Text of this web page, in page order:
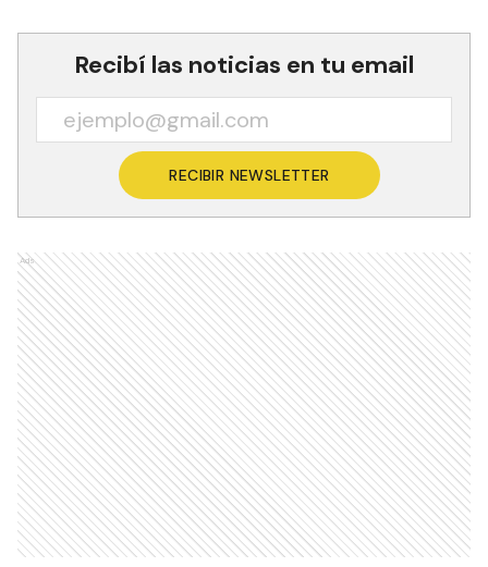
Recibí las noticias en tu email
RECIBIR NEWSLETTER
Ads